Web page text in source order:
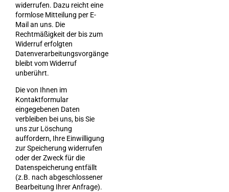
widerrufen. Dazu reicht eine
formlose Mitteilung per E-
Mail an uns. Die
Rechtmäßigkeit der bis zum
Widerruf erfolgten
Datenverarbeitungsvorgänge
bleibt vom Widerruf
unberührt.
Die von Ihnen im
Kontaktformular
eingegebenen Daten
verbleiben bei uns, bis Sie
uns zur Löschung
auffordern, Ihre Einwilligung
zur Speicherung widerrufen
oder der Zweck für die
Datenspeicherung entfällt
(z.B. nach abgeschlossener
Bearbeitung Ihrer Anfrage).